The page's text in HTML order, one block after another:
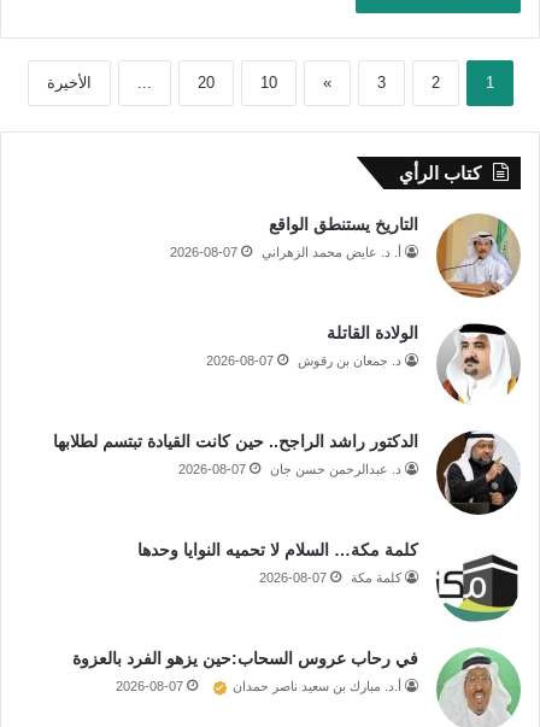
1
2
3
»
10
20
... الأخيرة
كتاب الرأي
التاريخ يستنطق الواقع
أ. د. عايض محمد الزهراني 2026-08-07
الولادة القاتلة
د. جمعان بن رقوش 2026-08-07
الدكتور راشد الراجح.. حين كانت القيادة تبتسم لطلابها
د. عبدالرحمن حسن جان 2026-08-07
كلمة مكة… السلام لا تحميه النوايا وحدها
كلمة مكة 2026-08-07
في رحاب عروس السحاب:حين يزهو الفرد بالعزوة
أ.د. مبارك بن سعيد ناصر حمدان 2026-08-07